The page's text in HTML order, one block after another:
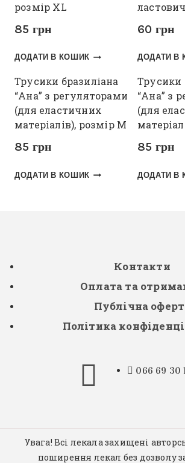
розмір XL
85 грн
ДОДАТИ В КОШИК
60 грн
ДОДАТИ В
Трусики бразиліана
“Ана” з регуляторами
(для еластичних
матеріалів), розмір M
85 грн
ДОДАТИ В КОШИК
Трусики
“Ана” з
(для
85 грн
ДОДАТИ В
Контакти
Оплата та
Публічна
Політика
066 69 30
Увага! Всі лекала захищені
поширення лекал без дозволу